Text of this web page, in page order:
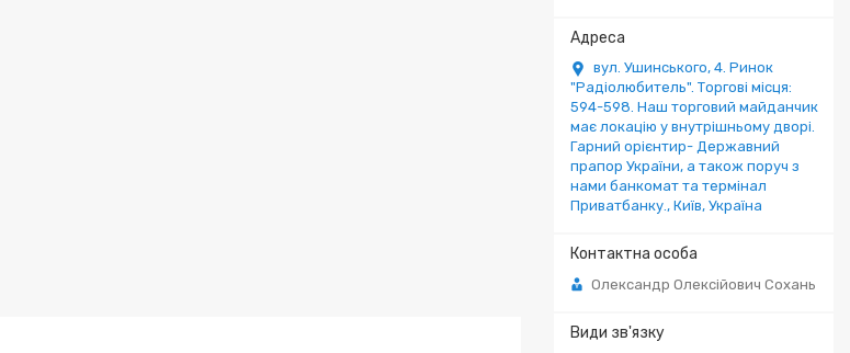
вул. Ушинського, 4. Ринок
"Радіолюбитель". Торгові місця:
594-598. Наш торговий майданчик
має локацію у внутрішньому дворі.
Гарний орієнтир- Державний
прапор України, а також поруч з
нами банкомат та термінал
Приватбанку., Київ, Україна
Олександр Олексійович Сохань